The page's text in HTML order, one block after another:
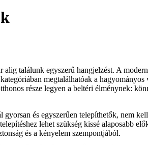
alig találunk egyszerű hangjelzést. A
megtalálhatóak a
része legyen a beltéri élménynek:
és egyszerűen telepíthetők, nem
lehet szükség kissé alaposabb
és a kényelem szempontjából.